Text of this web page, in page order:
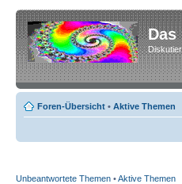
Das
Foren-Übersicht • Aktive Themen
Unbeantwortete Themen •Aktive Themen